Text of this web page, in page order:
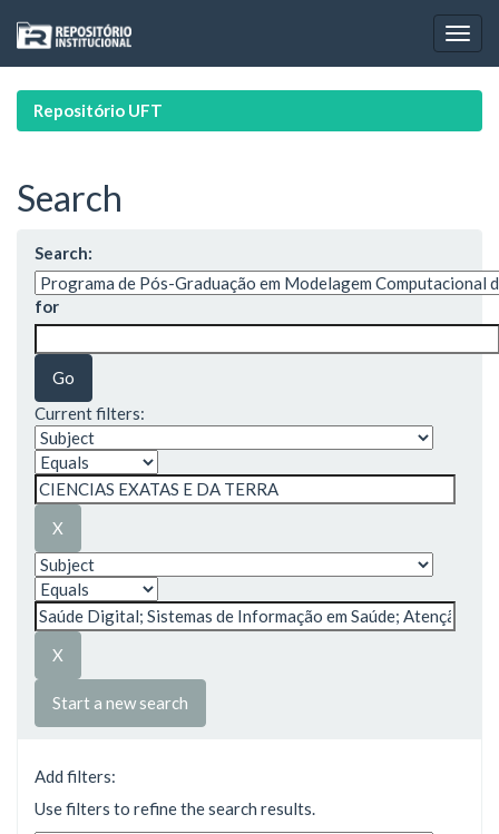
navigation
Repositório UFT
Search
Search:
for
Current filters:
Start a new search
Add filters:
Use filters to refine the search results.